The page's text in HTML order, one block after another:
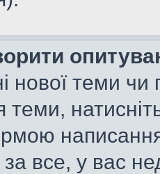
нової теми чи
теми,
все, у вас